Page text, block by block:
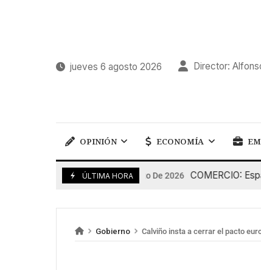
jueves 6 agosto 2026 Director:
OPINIÓN ECONOMÍA
ÚLTIMA HORA
5 De Agosto De 2026 COMERCIO: España
Gobierno Calviño insta a cerrar el pacto